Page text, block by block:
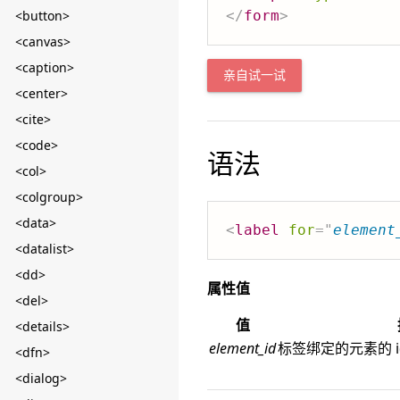
<button>
<canvas>
<caption>
<center>
<cite>
<code>
<col>
<colgroup>
<data>
<datalist>
<dd>
<del>
<details>
<dfn>
<dialog>
</form>
亲自试一试
语法
<label for="
属性值
值
element_id标签绑定的元素的